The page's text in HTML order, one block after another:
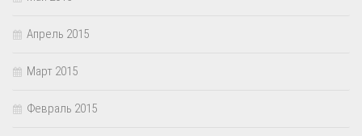
Апрель 2015
Март 2015
Февраль 2015